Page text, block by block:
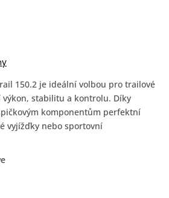
150.2 je ideální volbou pro trailové
stabilitu a kontrolu. Díky
komponentům perfektní
vyjížďky nebo sportovní